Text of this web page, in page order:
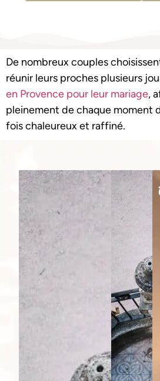
De nombreux couples
réunir leurs proches plusieurs
en Provence pour leur mariage,
pleinement de chaque moment
fois chaleureux et raffiné.